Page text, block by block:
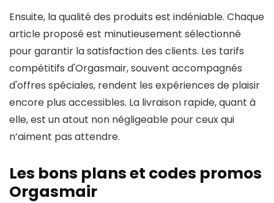
Ensuite, la qualité des produits est indéniable. Chaque
article proposé est minutieusement sélectionné
pour garantir la satisfaction des clients. Les tarifs
compétitifs d'Orgasmair, souvent accompagnés
d'offres spéciales, rendent les expériences de plaisir
encore plus accessibles. La livraison rapide, quant à
elle, est un atout non négligeable pour ceux qui
n’aiment pas attendre.
Les bons plans et codes promos
Orgasmair